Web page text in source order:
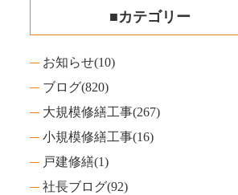
■カテゴリー
お知らせ(10)
ブログ(820)
大規模修繕工事(267)
小規模修繕工事(16)
戸建修繕(1)
社長ブログ(92)